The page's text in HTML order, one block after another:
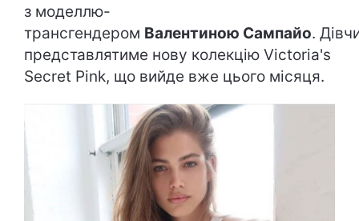
з моделлю-
трансгендером Валентиною Сампайо.
представлятиме нову колекцію Victoria's
Secret Pink, що вийде вже цього місяця.